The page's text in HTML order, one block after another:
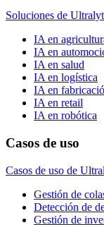
Soluciones de
IA en
IA en
IA en salud
IA en logística
IA en
IA en retail
IA en robótica
Casos de uso
Casos de uso de
Gestión de
Detección de
Gestión de